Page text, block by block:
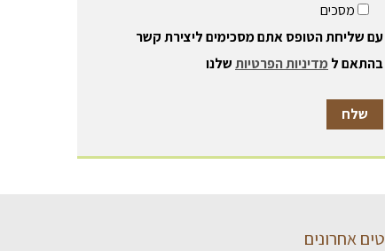
מסכים
עם שליחת הטופס אתם מסכימים ליצירת קשר
בהתאם ל מדיניות הפרטיותשלנו
אחרונים